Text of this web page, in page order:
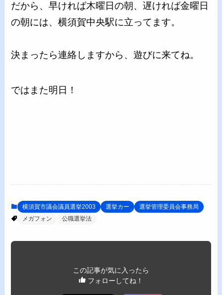
だから、早ければ木曜日の朝、遅ければ金曜日
の朝には、横須賀中央駅に立ってます。
決まったら連絡しますから、遊びに来てね。
ではまた明日！
横須賀市議会議員選挙2003 選挙カー
選挙管理委員会事務局
メガフォン
公職選挙法
この記事が気に入ったら
フォローしてね！